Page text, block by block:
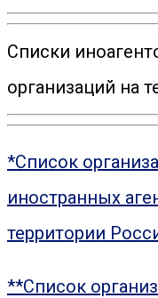
Списки
организаций на
*Список
иностранных
территории
**Список